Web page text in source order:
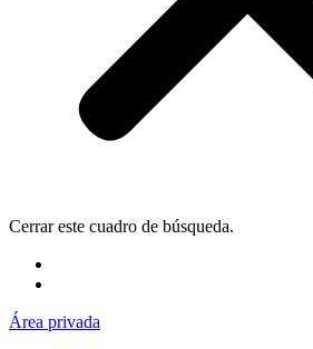
Cerrar este cuadro de búsqueda.
Área privada